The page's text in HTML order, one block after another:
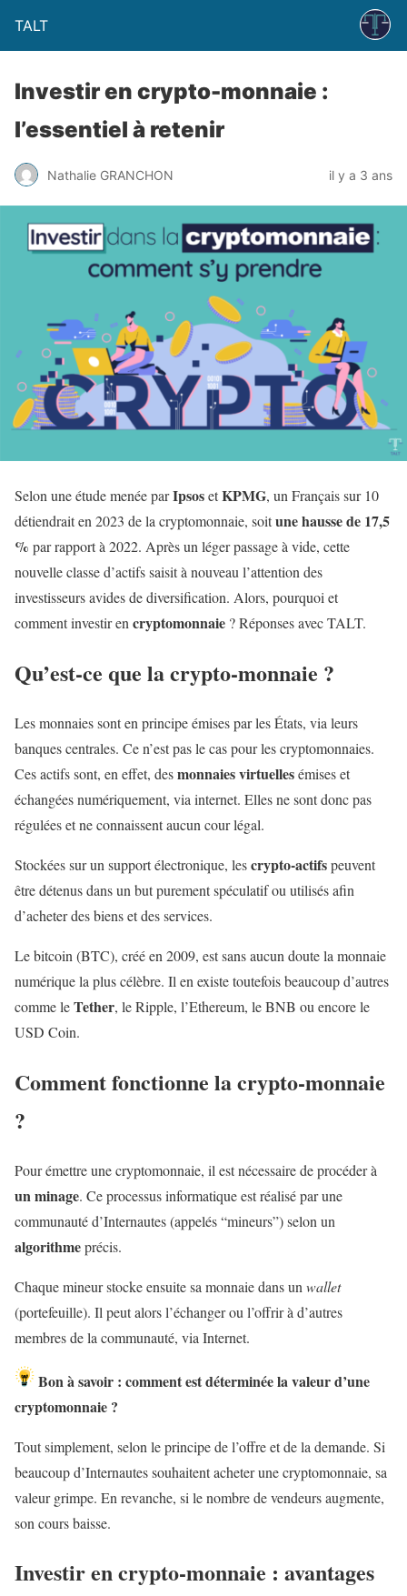
TALT
Investir en crypto-monnaie :
l’essentiel à retenir
Nathalie GRANCHON il y a 3 ans
Selon une étude menée parIpsosetKPMG, un Français sur 10
détiendrait en 2023 de la cryptomonnaie, soitune hausse de 17,5
% par rapport à 2022. Après un léger passage à vide, cette
nouvelle classe d’actifs saisit à nouveau l’attention des
investisseurs avides de diversification. Alors, pourquoi et
comment investir en cryptomonnaie ? Réponses avec TALT.
Qu’est-ce que la crypto-monnaie ?
Les monnaies sont en principe émises par les États, via leurs
banques centrales. Ce n’est pas le cas pour les cryptomonnaies.
Ces actifs sont, en effet, desmonnaies virtuellesémises et
échangées numériquement, via internet. Elles ne sont donc pas
régulées et ne connaissent aucun cour légal.
Stockées sur un support électronique, lescrypto-actifspeuvent
être détenus dans un but purement spéculatif ou utilisés afin
d’acheter des biens et des services.
Le bitcoin (BTC), créé en 2009, est sans aucun doute la monnaie
numérique la plus célèbre. Il en existe toutefois beaucoup d’autres
comme leTether, le Ripple, l’Ethereum, le BNB ou encore le
USD Coin.
Comment fonctionne la crypto-monnaie
?
Pour émettre une cryptomonnaie, il est nécessaire de procéder à
un minage. Ce processus informatique est réalisé par une
communauté d’Internautes (appelés “mineurs”) selon un
algorithmeprécis.
Chaque mineur stocke ensuite sa monnaie dans un wallet
(portefeuille). Il peut alors l’échanger ou l’offrir à d’autres
membres de la communauté, via Internet.
Bon à savoir : comment est déterminée la valeur d’une
cryptomonnaie ?
Tout simplement, selon le principe de l’offre et de la demande. Si
beaucoup d’Internautes souhaitent acheter une cryptomonnaie, sa
valeur grimpe. En revanche, si le nombre de vendeurs augmente,
son cours baisse.
Investir en crypto-monnaie : avantages